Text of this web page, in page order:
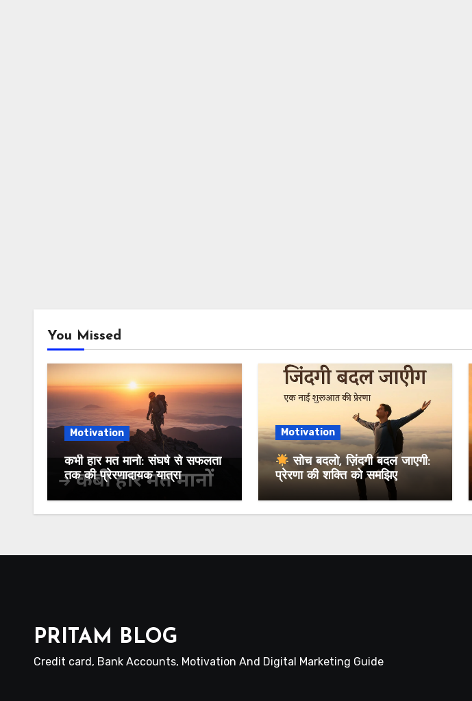
You Missed
Motivation
कभी हार मत मानो: संघर्ष से सफलता
तक की प्रेरणादायक यात्रा
Motivation
सोच बदलो, ज़िंदगी बदल जाएगी:
प्रेरणा की शक्ति को समझिए
PRITAM BLOG
Credit card, Bank Accounts, Motivation And Digital Marketing Guide